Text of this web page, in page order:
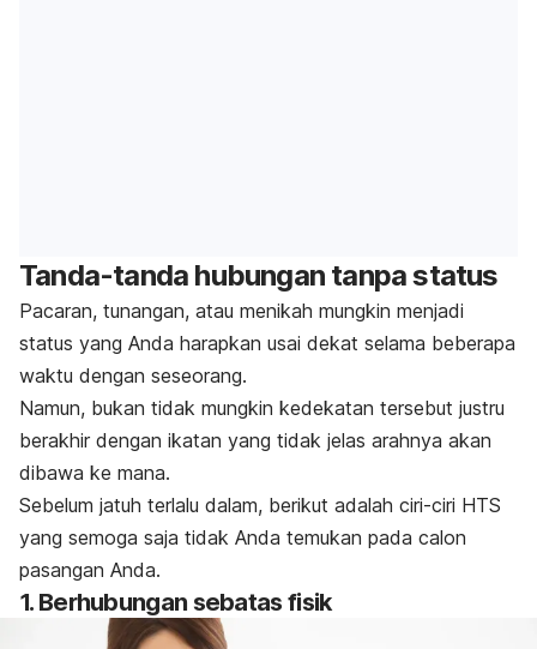
Tanda-tanda hubungan tanpa status
Pacaran, tunangan, atau menikah mungkin menjadi
status yang Anda harapkan usai dekat selama beberapa
waktu dengan seseorang.
Namun, bukan tidak mungkin kedekatan tersebut justru
berakhir dengan ikatan yang tidak jelas arahnya akan
dibawa ke mana.
Sebelum jatuh terlalu dalam, berikut adalah ciri-ciri HTS
yang semoga saja tidak Anda temukan pada calon
pasangan Anda.
1. Berhubungan sebatas fisik